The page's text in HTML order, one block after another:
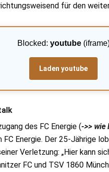
für den
Blocked: youtube
Laden youtube
des FC Energie (->> wie
Energie. Der 25-Jährige
Verletzung: „Hier kann
FC und TSV 1860